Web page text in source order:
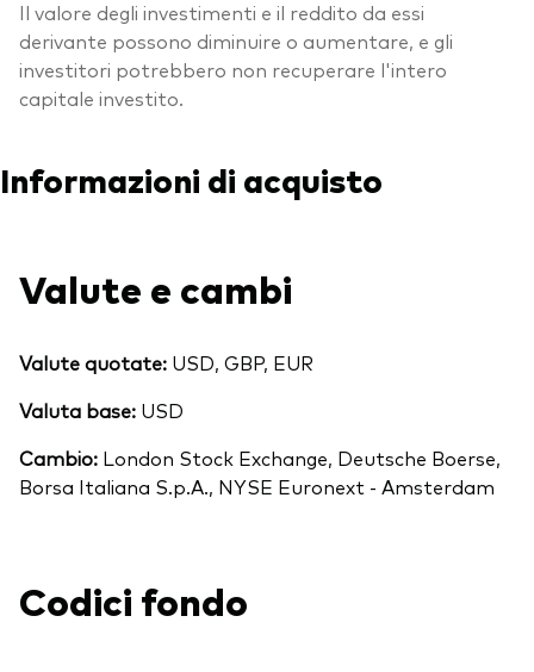
Il valore degli investimenti e il reddito da essi
derivante possono diminuire o aumentare, e gli
investitori potrebbero non recuperare l'intero
capitale investito.
Informazioni di acquisto
Valute e cambi
Valute quotate: USD, GBP, EUR
Valuta base: USD
Cambio: London Stock Exchange, Deutsche Boerse,
Borsa Italiana S.p.A., NYSE Euronext - Amsterdam
Codici fondo